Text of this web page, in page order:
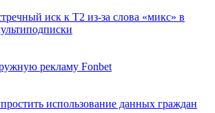
иск к Т2 из-за слова «микс» в
рекламу Fonbet
использование данных граждан